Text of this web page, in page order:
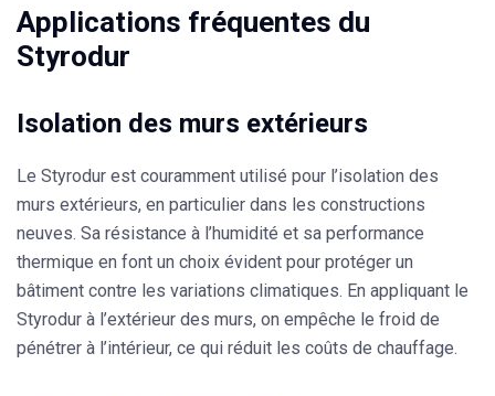
Applications fréquentes du
Styrodur
Isolation des murs extérieurs
Le Styrodur est couramment utilisé pour l’isolation des
murs extérieurs, en particulier dans les constructions
neuves. Sa résistance à l’humidité et sa performance
thermique en font un choix évident pour protéger un
bâtiment contre les variations climatiques. En appliquant le
Styrodur à l’extérieur des murs, on empêche le froid de
pénétrer à l’intérieur, ce qui réduit les coûts de chauffage.